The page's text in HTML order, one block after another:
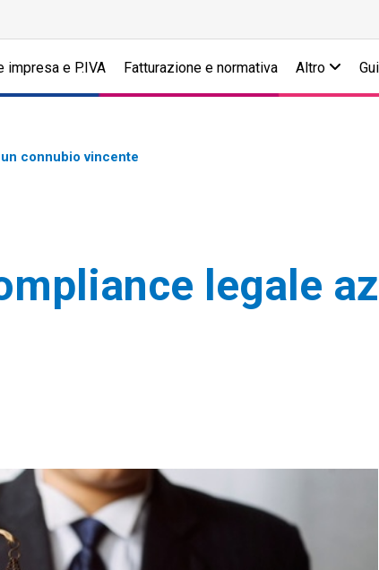
impresa e P.IVA Fatturazione e normativa Altro
connubio vincente
legale